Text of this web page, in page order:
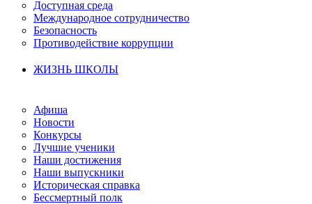
Доступная среда
Международное сотрудничество
Безопасность
Противодействие коррупции
ЖИЗНЬ ШКОЛЫ
Афиша
Новости
Конкурсы
Лучшие ученики
Наши достижения
Наши выпускники
Историческая справка
Бессмертный полк